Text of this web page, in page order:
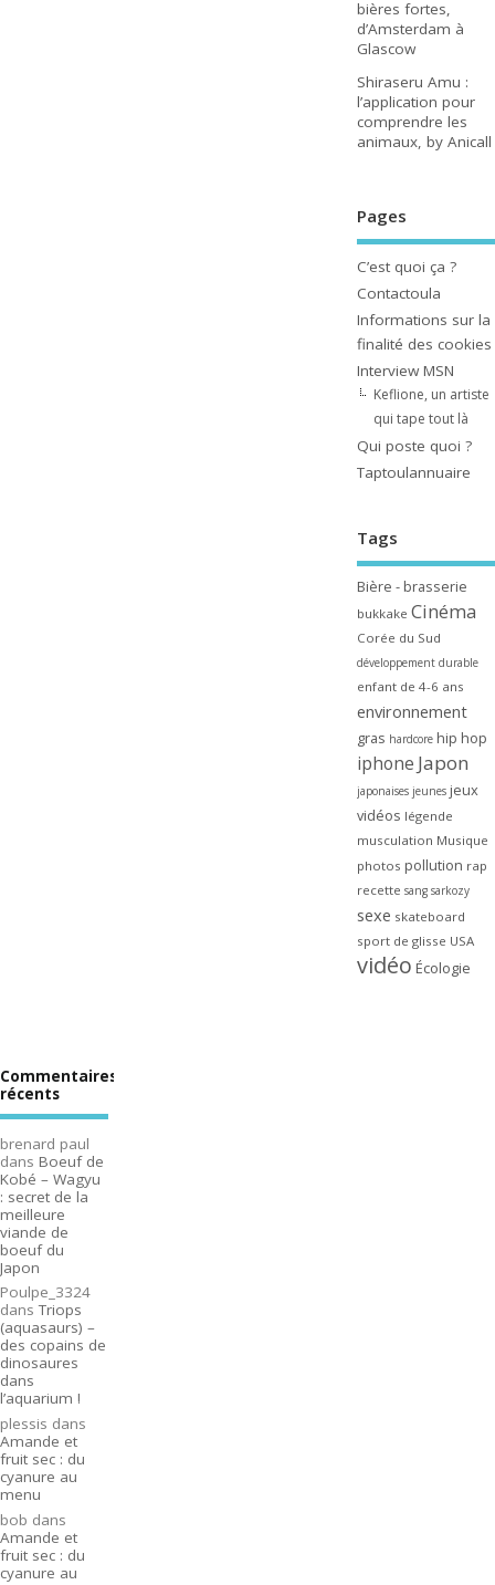
bières fortes,
d’Amsterdam à
Glascow
Shiraseru Amu :
l’application pour
comprendre les
animaux, by Anicall
Pages
C’est quoi ça ?
Contactoula
Informations sur la
finalité des cookies
Interview MSN
Keflione, un artiste
qui tape tout là
Qui poste quoi ?
Taptoulannuaire
Tags
Bière - brasserie
bukkake Cinéma
Corée du Sud
développement durable
enfant de 4-6 ans
environnement
gras hardcore hip hop
iphone Japon
japonaises jeunes jeux
vidéos légende
musculation Musique
photos pollution rap
recette sang sarkozy
sexe skateboard
sport de glisse USA
vidéo Écologie
Commentaires
récents
brenard paul
dans Boeuf de
Kobé – Wagyu
: secret de la
meilleure
viande de
boeuf du
Japon
Poulpe_3324
dansTriops
(aquasaurs) –
des copains de
dinosaures
dans
l’aquarium !
plessis dans
Amande et
fruit sec : du
cyanure au
menu
bob dans
Amande et
fruit sec : du
cyanure au